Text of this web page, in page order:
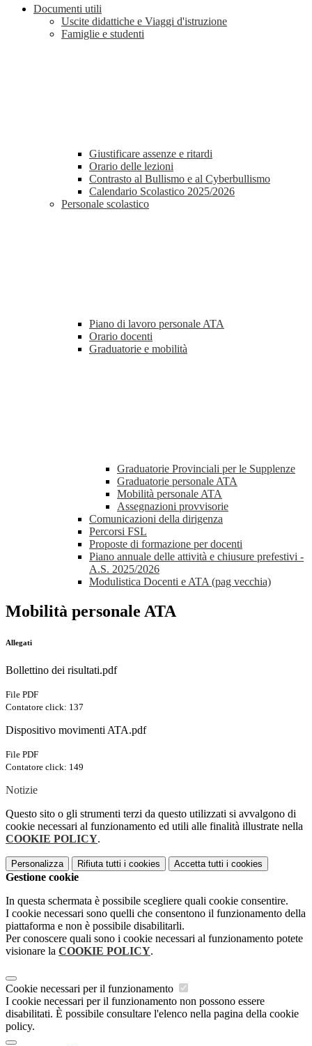
Documenti utili
Uscite didattiche e Viaggi d'istruzione
Famiglie e studenti
Giustificare assenze e ritardi
Orario delle lezioni
Contrasto al Bullismo e al Cyberbullismo
Calendario Scolastico 2025/2026
Personale scolastico
Piano di lavoro personale ATA
Orario docenti
Graduatorie e mobilità
Graduatorie Provinciali per le Supplenze
Graduatorie personale ATA
Mobilità personale ATA
Assegnazioni provvisorie
Comunicazioni della dirigenza
Percorsi FSL
Proposte di formazione per docenti
Piano annuale delle attività e chiusure prefestivi -
A.S. 2025/2026
Modulistica Docenti e ATA (pag vecchia)
Mobilità personale ATA
Allegati
Bollettino dei risultati.pdf
File PDF
Contatore click: 137
Dispositivo movimenti ATA.pdf
File PDF
Contatore click: 149
Notizie
Questo sito o gli strumenti terzi da questo utilizzati si avvalgono di
cookie necessari al funzionamento ed utili alle finalità illustrate nella
COOKIE POLICY.
Personalizza Rifiuta tutti i cookies Accetta tutti i cookies
Gestione cookie
In questa schermata è possibile scegliere quali cookie consentire.
I cookie necessari sono quelli che consentono il funzionamento della
piattaforma e non è possibile disabilitarli.
Per conoscere quali sono i cookie necessari al funzionamento potete
visionare la COOKIE POLICY.
Cookie necessari per il funzionamento
I cookie necessari per il funzionamento non possono essere
disabilitati. È possibile consultare l'elenco nella pagina della cookie
policy.